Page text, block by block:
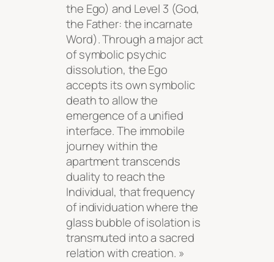
the Ego) and Level 3 (God,
the Father: the incarnate
Word). Through a major act
of symbolic psychic
dissolution, the Ego
accepts its own symbolic
death to allow the
emergence of a unified
interface. The immobile
journey within the
apartment transcends
duality to reach the
Individual, that frequency
of individuation where the
glass bubble of isolation is
transmuted into a sacred
relation with creation. »